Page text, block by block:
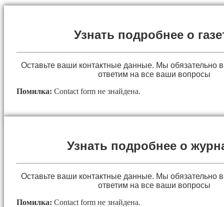
Узнать подробнее о
Оставьте ваши контактные данные. Мы обязательно
ответим на все ваши вопросы
Помилка: Contact form не знайдена.
Узнать подробнее о
Оставьте ваши контактные данные. Мы обязательно
ответим на все ваши вопросы
Помилка: Contact form не знайдена.